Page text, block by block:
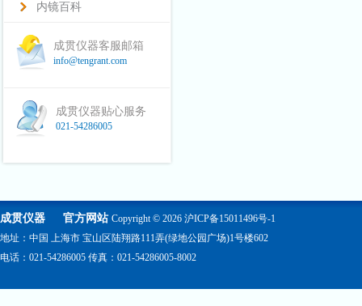
内镜百科
成贯仪器客服邮箱
info@tengrant.com
成贯仪器贴心服务
021-54286005
成贯仪器 官方网站 Copyright © 2026 沪ICP备15011496号-1
地址：中国 上海市 宝山区陆翔路111弄(绿地公园广场)1号楼602
电话：021-54286005 传真：021-54286005-8002